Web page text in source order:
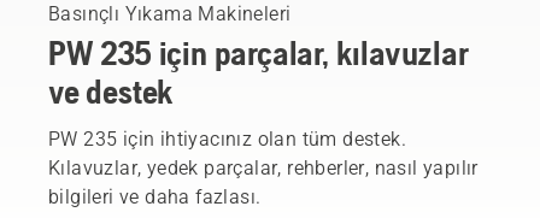
Basınçlı Yıkama Makineleri
PW 235 için parçalar, kılavuzlar
ve destek
PW 235 için ihtiyacınız olan tüm destek.
Kılavuzlar, yedek parçalar, rehberler, nasıl yapılır
bilgileri ve daha fazlası.